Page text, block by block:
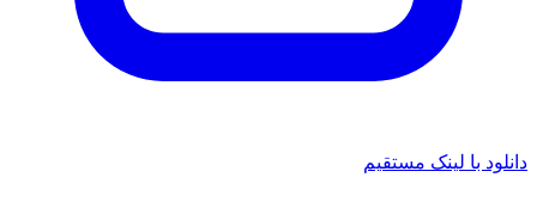
دانلود با لینک مستقیم